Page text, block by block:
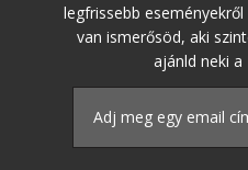
legfrissebb
van ismerősöd, aki
ajánld neki a